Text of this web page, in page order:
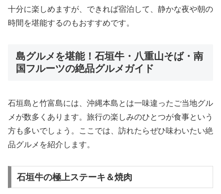
十分に楽しめますが、できれば宿泊して、静かな夜や朝の
時間を堪能するのもおすすめです。
島グルメを堪能！石垣牛・八重山そば・南
国フルーツの絶品グルメガイド
石垣島と竹富島には、沖縄本島とは一味違ったご当地グル
メが数多くあります。旅行の楽しみのひとつが食事という
方も多いでしょう。ここでは、訪れたらぜひ味わいたい絶
品グルメを紹介します。
石垣牛の極上ステーキ＆焼肉